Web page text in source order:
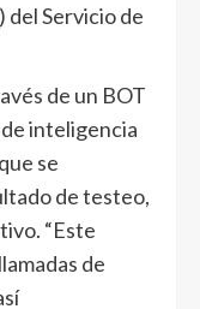
del Servicio de
de un BOT
inteligencia
se
de testeo,
“Este
de